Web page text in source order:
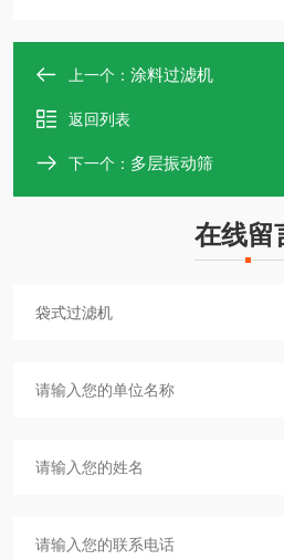
上一个： 涂料过滤机
返回列表
下一个： 多层振动筛
在线留